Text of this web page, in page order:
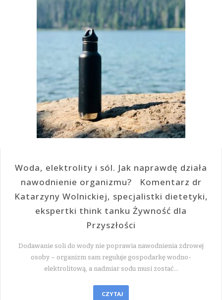
Woda, elektrolity i sól. Jak naprawdę działa
nawodnienie organizmu? Komentarz dr
Katarzyny Wolnickiej, specjalistki dietetyki,
ekspertki think tanku Żywność dla
Przyszłości
Dodawanie soli do wody nie poprawia nawodnienia zdrowej
osoby – organizm sam reguluje gospodarkę wodno-
elektrolitową, a nadmiar sodu musi zostać…
CZYTAJ